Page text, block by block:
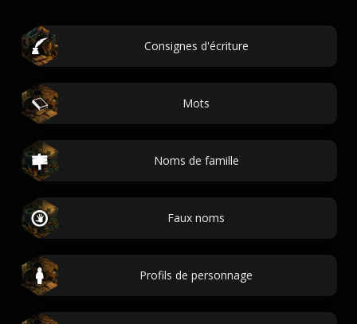
Consignes d'écriture
Mots
Noms de famille
Faux noms
Profils de personnage